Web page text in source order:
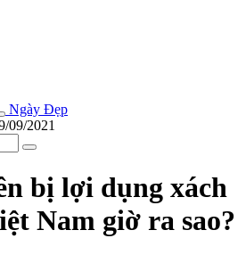
Ngày Đẹp
09/2021
bị lợi dụng xách
Nam giờ ra sao?